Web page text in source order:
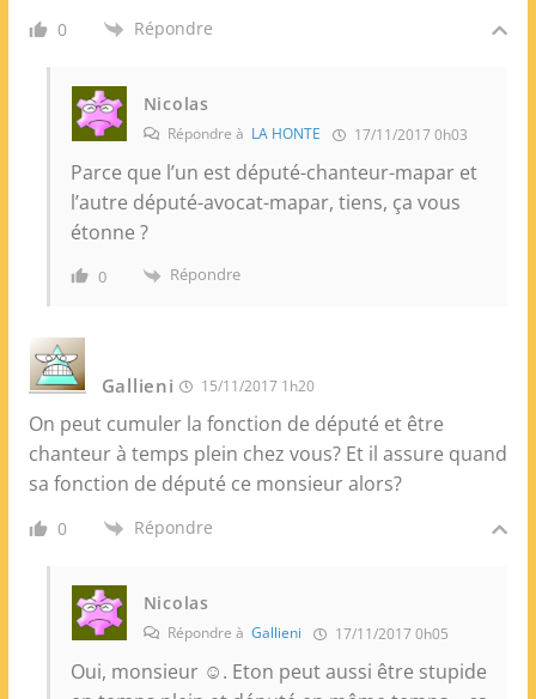
0 Répondre
Nicolas
Répondre à LA HONTE 17/11/2017 0h03
Parce que l’un est député-chanteur-mapar et
l’autre député-avocat-mapar, tiens, ça vous
étonne ?
0 Répondre
Gallieni 15/11/2017 1h20
On peut cumuler la fonction de député et être
chanteur à temps plein chez vous? Et il assure quand
sa fonction de député ce monsieur alors?
0 Répondre
Nicolas
Répondre à Gallieni 17/11/2017 0h05
Oui, monsieur ☺. Eton peut aussi être stupide